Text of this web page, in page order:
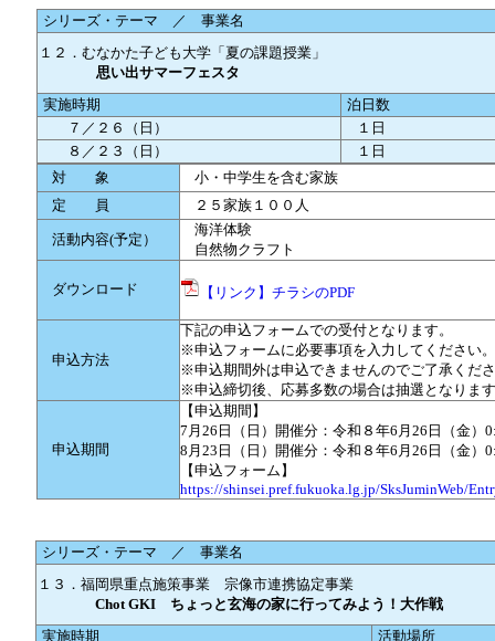
シリーズ・テーマ ／ 事業名
１２．むなかた子ども大学「夏の課題授業」
思い出サマーフェスタ
実施時期
泊日数
７／２６（日）
１日
８／２３（日）
１日
対 象
小・中学生を含む家族
定 員
２５家族１００人
活動内容(予定）
海洋体験
自然物クラフト
ダウンロード 【リンク】チラシのPDF
申込方法
下記の申込フォームでの受付となります。
※申込フォームに必要事項を入力してください。
※申込期間外は申込できませんのでご了承くだ
※申込締切後、応募多数の場合は抽選となりま
申込期間
【申込期間】
7月26日（日）開催分：令和８年6月26日（金）
8月23日（日）開催分：令和８年6月26日（金）
【申込フォーム】
https://shinsei.pref.fukuoka.lg.jp/SksJuminWeb/
シリーズ・テーマ ／ 事業名
１３．福岡県重点施策事業 宗像市連携協定事業
Chot GKI ちょっと玄海の家に行ってみよう！大作戦
実施時期
活動場所